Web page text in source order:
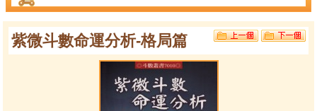
紫微斗數命運分析-格局篇